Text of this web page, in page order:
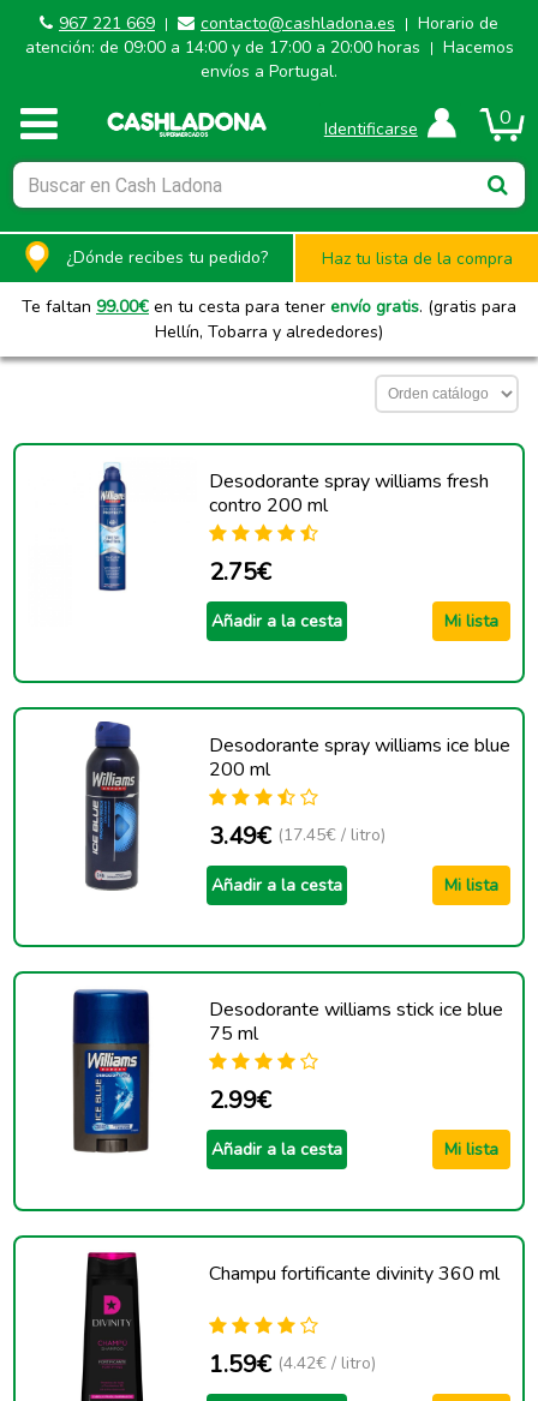
967 221 669 | contacto@cashladona.es | Horario de
atención: de 09:00 a 14:00 y de 17:00 a 20:00 horas
| Hacemos
envíos a Portugal.
0
Identificarse
¿Dónde recibes tu pedido? Haz tu lista de la compra
Te faltan 99.00€ en tu cesta para tener envío gratis. (gratis para
Hellín, Tobarra y alrededores)
Desodorante spray williams fresh
contro 200 ml
2.75€
Añadir a la cesta Mi lista
Desodorante spray williams ice blue
200 ml
3.49€ (17.45€ / litro)
Añadir a la cesta Mi lista
Desodorante williams stick ice blue
75 ml
2.99€
Añadir a la cesta Mi lista
Champu fortificante divinity 360 ml
1.59€ (4.42€ / litro)